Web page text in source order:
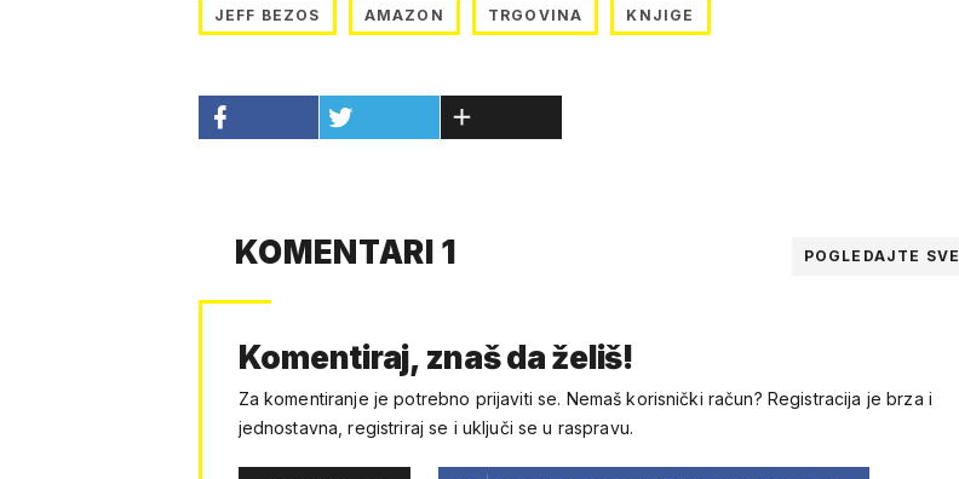
JEFF BEZOS AMAZON TRGOVINA KNJIGE
KOMENTARI 1 POGLEDAJTE SVE
Komentiraj, znaš da želiš!
Za komentiranje je potrebno prijaviti se. Nemaš korisnički račun? Registracija je brza i
jednostavna, registriraj se i uključi se u raspravu.